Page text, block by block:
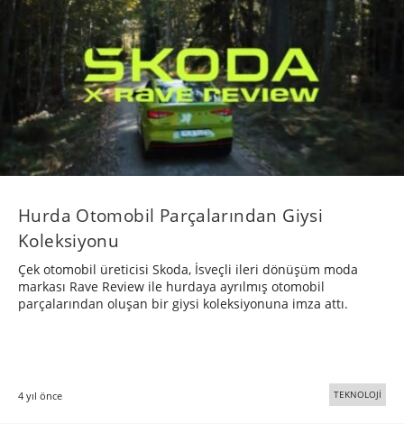
Hurda Otomobil Parçalarından Giysi
Koleksiyonu
Çek otomobil üreticisi Skoda, İsveçli ileri dönüşüm moda
markası Rave Review ile hurdaya ayrılmış otomobil
parçalarından oluşan bir giysi koleksiyonuna imza attı.
4 yıl önce TEKNOLOJİ